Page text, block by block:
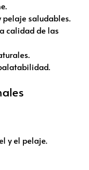
saludables.
calidad de las
y el pelaje.